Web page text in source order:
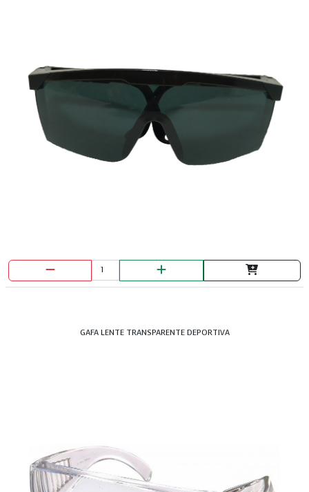
TEES CPVC 1/2
GAFA LENTE TRANSPARENTE DEPORTIVA